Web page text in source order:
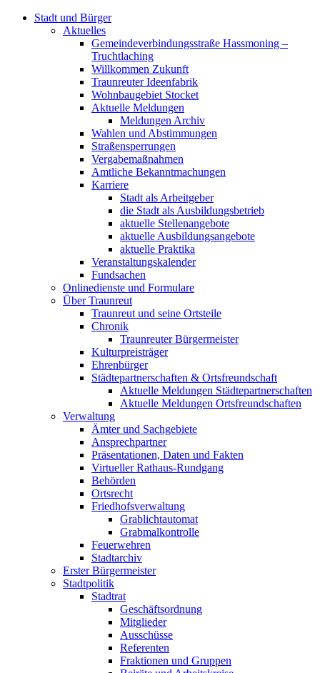
Stadt und Bürger
Aktuelles
Gemeindeverbindungsstraße Hassmoning –
Truchtlaching
Willkommen Zukunft
Traunreuter Ideenfabrik
Wohnbaugebiet Stocket
Aktuelle Meldungen
Meldungen Archiv
Wahlen und Abstimmungen
Straßensperrungen
Vergabemaßnahmen
Amtliche Bekanntmachungen
Karriere
Stadt als Arbeitgeber
die Stadt als Ausbildungsbetrieb
aktuelle Stellenangebote
aktuelle Ausbildungsangebote
aktuelle Praktika
Veranstaltungskalender
Fundsachen
Onlinedienste und Formulare
Über Traunreut
Traunreut und seine Ortsteile
Chronik
Traunreuter Bürgermeister
Kulturpreisträger
Ehrenbürger
Städtepartnerschaften & Ortsfreundschaft
Aktuelle Meldungen Städtepartnerschaften
Aktuelle Meldungen Ortsfreundschaften
Verwaltung
Ämter und Sachgebiete
Ansprechpartner
Präsentationen, Daten und Fakten
Virtueller Rathaus-Rundgang
Behörden
Ortsrecht
Friedhofsverwaltung
Grablichtautomat
Grabmalkontrolle
Feuerwehren
Stadtarchiv
Erster Bürgermeister
Stadtpolitik
Stadtrat
Geschäftsordnung
Mitglieder
Ausschüsse
Referenten
Fraktionen und Gruppen